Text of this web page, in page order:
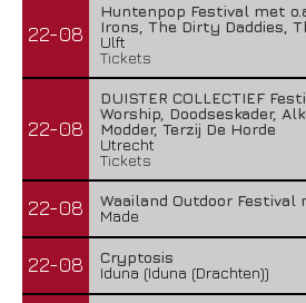
22-08
Huntenpop Festival met
Irons, The Dirty Daddies,
Ulft
Tickets
22-08
DUISTER COLLECTIEF
Worship, Doodseskader,
Modder, Terzij De Horde
Utrecht
Tickets
22-08
Waailand Outdoor Festival
Made
22-08
Cryptosis
Iduna (Iduna (Drachten))